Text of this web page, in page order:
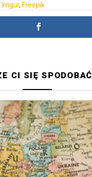
Imgur, Freepik
CI SIĘ SPODOBAĆ